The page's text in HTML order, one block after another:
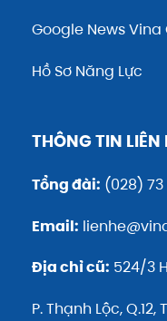
Google News Vina
Hồ Sơ Năng Lực
THÔNG TIN LIÊN
Tổng đài: (028)
Email:
Địa chỉ cũ: 524/3
P. Thạnh Lộc, Q.12,